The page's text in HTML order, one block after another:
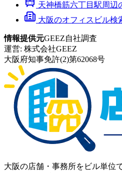
天神橋筋六丁目 駅周辺
大阪のオフィスビル検
情報提供元GEEZ自社調査
運営: 株式会社GEEZ
大阪府知事免許(2)第62068号
大阪の店舗・事務所をビル単位